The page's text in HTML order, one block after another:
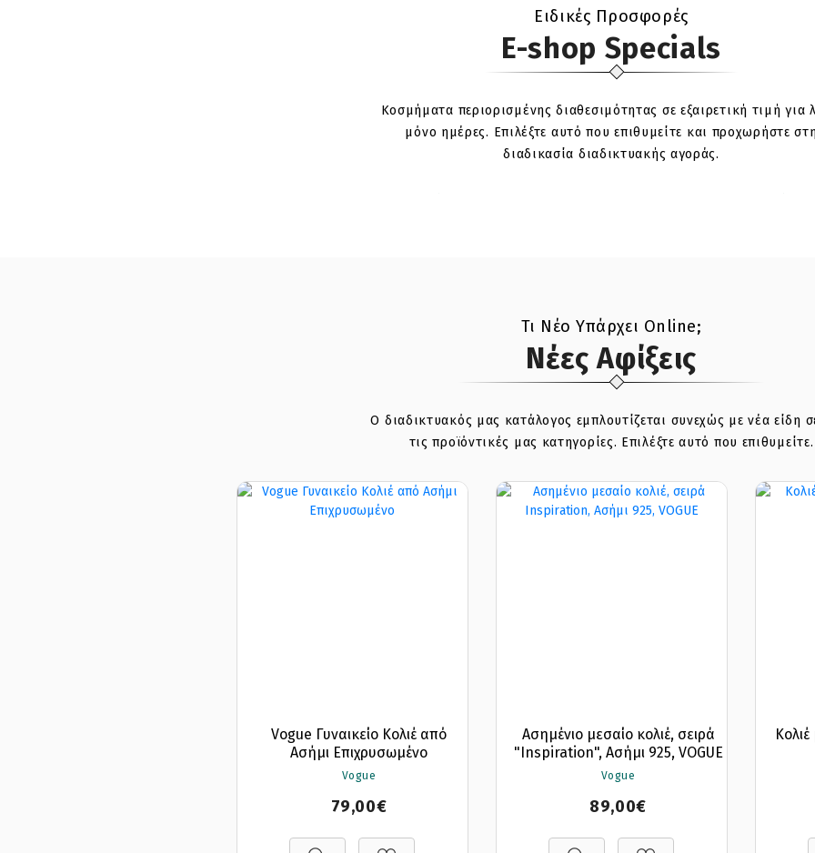
Ειδικές Προσφορές
E-shop Specials
Κοσμήματα περιορισμένης διαθεσιμότητας σε εξαιρετική τιμή για
μόνο ημέρες. Επιλέξτε αυτό που επιθυμείτε και προχωρήστε
διαδικασία διαδικτυακής αγοράς.
Τι Νέο Υπάρχει Online;
Νέες Αφίξεις
Ο διαδικτυακός μας κατάλογος εμπλουτίζεται συνεχώς με νέα είδη
τις προϊόντικές μας κατηγορίες. Επιλέξτε αυτό που επιθυμείτε.
Vogue Γυναικείο Κολιέ από
Ασήμι Επιχρυσωμένο
Vogue
79,00€
Ασημένιο μεσαίο κολιέ, σειρά
"Inspiration", Ασήμι 925, VOGUE
Vogue
89,00€